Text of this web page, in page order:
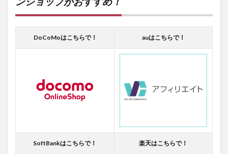
DoCoMoはこちらで！ auはこちらで！
SoftBankはこちらで！ 楽天はこちらで！